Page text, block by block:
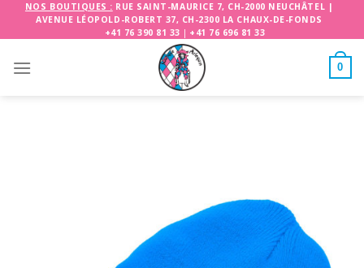
NOS BOUTIQUES : RUE SAINT-MAURICE 7, CH-2000 NEUCHÂTEL |
AVENUE LÉOPOLD-ROBERT 37, CH-2300 LA CHAUX-DE-FONDS
+41 76 390 81 33 | +41 76 696 81 33
0